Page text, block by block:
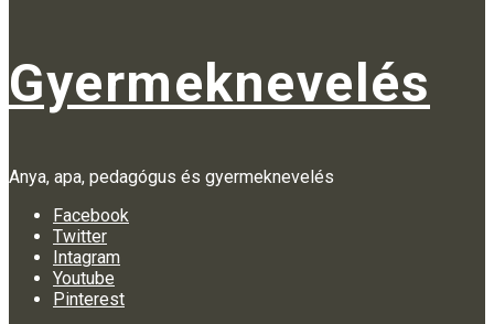
Gyermeknevelés
Anya, apa, pedagógus és gyermeknevelés
Facebook
Twitter
Intagram
Youtube
Pinterest